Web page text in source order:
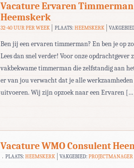
Vacature Ervaren
Heemskerk
32-40 UUR PER WEEK PLAATS: HEEMSKERK
Ben jij een ervaren timmerman? En ben je op
Lees dan snel verder! Voor onze opdrachtgever
vakbekwame timmerman die zelfstandig aan
er van jou verwacht dat je alle
uitvoeren. Wij zijn opzoek naar een Ervaren
Vacature WMO Consulent
PLAATS: HEEMSKERK VAKGEBIED:PROJECTMANAGER